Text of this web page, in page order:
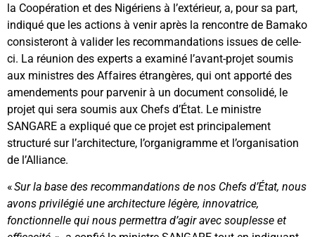
la Coopération et des Nigériens à l’extérieur, a, pour sa part,
indiqué que les actions à venir après la rencontre de Bamako
consisteront à valider les recommandations issues de celle-
ci. La réunion des experts a examiné l’avant-projet soumis
aux ministres des Affaires étrangères, qui ont apporté des
amendements pour parvenir à un document consolidé, le
projet qui sera soumis aux Chefs d’État. Le ministre
SANGARE a expliqué que ce projet est principalement
structuré sur l’architecture, l’organigramme et l’organisation
de l’Alliance.
«Sur la base des recommandations de nos Chefs d’État, nous
avons privilégié une architecture légère, innovatrice,
fonctionnelle qui nous permettra d’agir avec souplesse et